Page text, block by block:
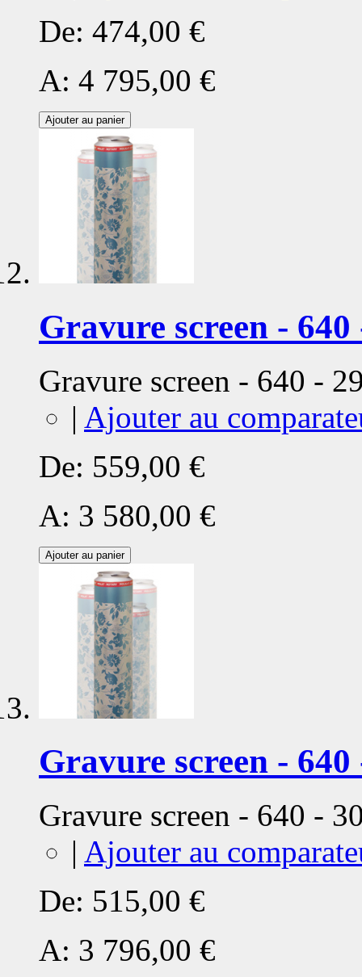
De: 474,00 €
A: 4 795,00 €
Ajouter au panier
Gravure screen - 640
Gravure screen - 640 -
| Ajouter au
De: 559,00 €
A: 3 580,00 €
Ajouter au panier
Gravure screen - 640
Gravure screen - 640 -
| Ajouter au
De: 515,00 €
A: 3 796,00 €